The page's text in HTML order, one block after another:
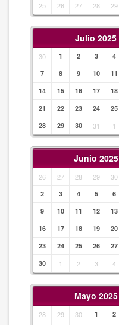
25
26 27 28 29
Julio 2025
30 1 2 3 4
7
8 9 10 11
14
15 16 17 18
21
22 23 24 25
28
29 30 31 1
Junio 2025
26 27 28 29 30
2
3 4 5 6
9
10 11 12 13
16
17 18 19 20
23
24 25 26 27
30
1 2 3 4
Mayo 2025
28 29 30 1 2